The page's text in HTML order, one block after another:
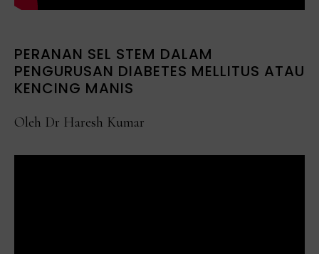
PERANAN SEL STEM DALAM
PENGURUSAN DIABETES MELLITUS ATAU
KENCING MANIS
Oleh Dr Haresh Kumar